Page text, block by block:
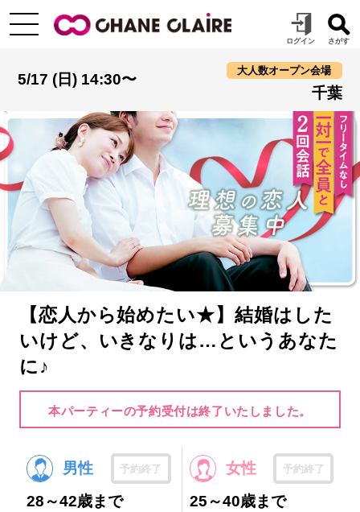
5/17 (日) 14:30〜
大人数オープン会場
千葉
【恋人から始めたい★】結婚はした
いけど、いきなりは…というあなた
に♪
本パーティーの予約受付は終了いたしました。
男性 予約終了
28～42歳まで
女性 予約終了
25～40歳まで